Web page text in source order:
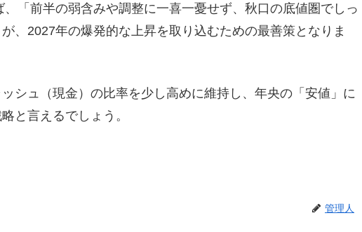
「前半の弱含みや調整に一喜一憂せず、秋口の底値圏でしっ
、2027年の爆発的な上昇を取り込むための最善策となりま
シュ（現金）の比率を少し高めに維持し、年央の「安値」に
と言えるでしょう。
管理人